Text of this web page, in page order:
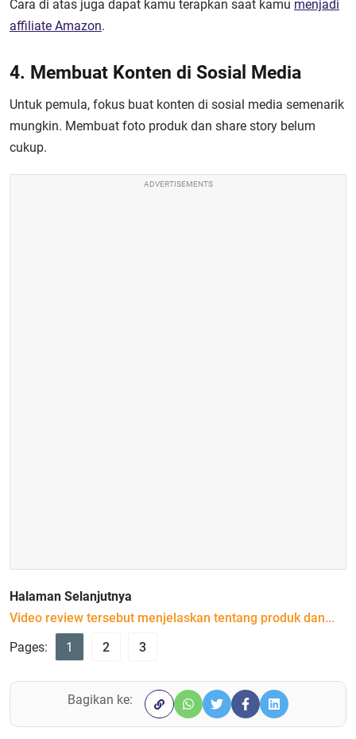
Cara di atas juga dapat kamu terapkan saat kamu menjadi
affiliate Amazon.
4. Membuat Konten di Sosial Media
Untuk pemula, fokus buat konten di sosial media semenarik
mungkin. Membuat foto produk dan share story belum
cukup.
ADVERTISEMENTS
Halaman Selanjutnya
Video review tersebut menjelaskan tentang produk dan...
Pages:
1 2 3
Bagikan ke: